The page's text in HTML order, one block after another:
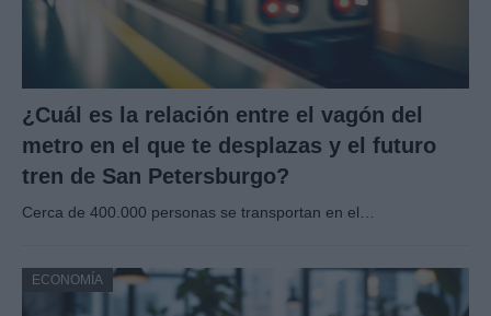
¿Cuál es la relación entre el vagón del
metro en el que te desplazas y el futuro
tren de San Petersburgo?
Cerca de 400.000 personas se transportan en el…
ECONOMÍA